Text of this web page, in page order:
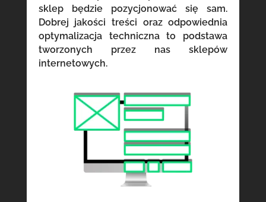
sklep będzie pozycjonować się sam.
Dobrej jakości treści oraz odpowiednia
optymalizacja techniczna to podstawa
tworzonych przez nas sklepów
internetowych.